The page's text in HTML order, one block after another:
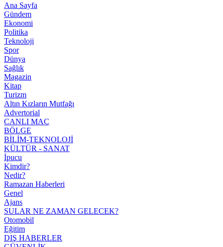
Ana Sayfa
Gündem
Ekonomi
Politika
Teknoloji
Spor
Dünya
Sağlık
Magazin
Kitap
Turizm
Altın Kızların Mutfağı
Advertorial
CANLI MAÇ
BÖLGE
BİLİM-TEKNOLOJİ
KÜLTÜR - SANAT
İpucu
Kimdir?
Nedir?
Ramazan Haberleri
Genel
Ajans
SULAR NE ZAMAN GELECEK?
Otomobil
Eğitim
DIŞ HABERLER